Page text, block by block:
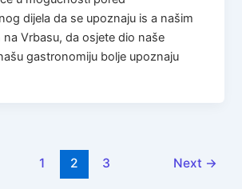
dijela da se upoznaju is a našim
Vrbasu, da osjete dio naše
gastronomiju bolje upoznaju
1 2 3 Next →